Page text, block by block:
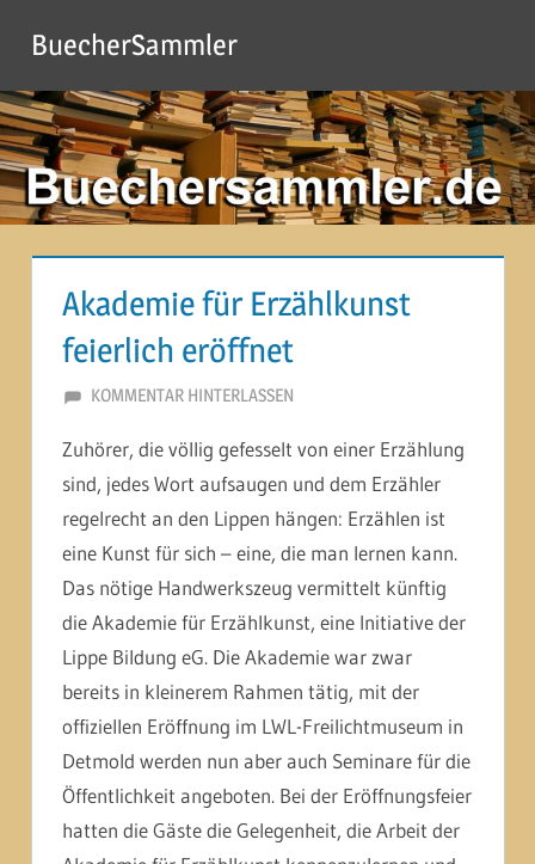
Inhalt
springen
BuecherSammler
Akademie für Erzählkunst
feierlich eröffnet
1. JUNI 2015
MARTINA BERG
KOMMENTAR HINTERLASSEN
Zuhörer, die völlig gefesselt von einer Erzählung
sind, jedes Wort aufsaugen und dem Erzähler
regelrecht an den Lippen hängen: Erzählen ist
eine Kunst für sich – eine, die man lernen kann.
Das nötige Handwerkszeug vermittelt künftig
die Akademie für Erzählkunst, eine Initiative der
Lippe Bildung eG. Die Akademie war zwar
bereits in kleinerem Rahmen tätig, mit der
offiziellen Eröffnung im LWL-Freilichtmuseum in
Detmold werden nun aber auch Seminare für die
Öffentlichkeit angeboten. Bei der Eröffnungsfeier
hatten die Gäste die Gelegenheit, die Arbeit der